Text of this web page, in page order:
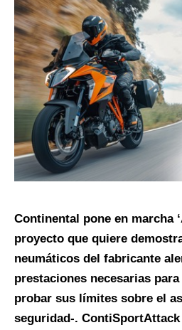
Continental pone en marcha
proyecto que quiere
neumáticos del fabricante
prestaciones necesarias
probar sus límites sobre el
seguridad-.